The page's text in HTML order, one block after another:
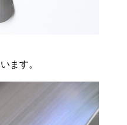
ます。